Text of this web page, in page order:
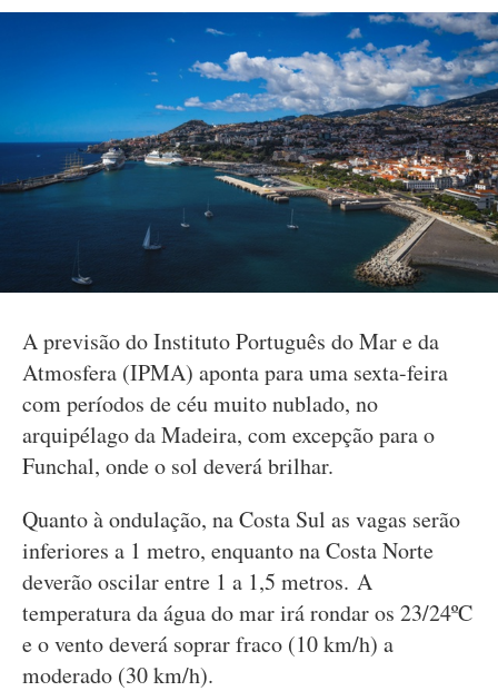
A previsão do Instituto Português do Mar e da
Atmosfera (IPMA) aponta para uma sexta-feira
com períodos de céu muito nublado, no
arquipélago da Madeira, com excepção para o
Funchal, onde o sol deverá brilhar.
Quanto à ondulação, na Costa Sul as vagas serão
inferiores a 1 metro, enquanto na Costa Norte
deverão oscilar entre 1 a 1,5 metros. A
temperatura da água do mar irá rondar os 23/24ºC
e o vento deverá soprar fraco (10 km/h) a
moderado (30 km/h).